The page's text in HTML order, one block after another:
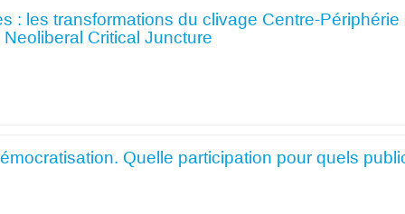
: les transformations du clivage Centre-Périphérie
Critical Juncture
Quelle participation pour quels